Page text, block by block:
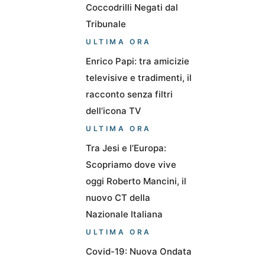
Coccodrilli Negati dal
Tribunale
ULTIMA ORA
Enrico Papi: tra amicizie
televisive e tradimenti, il
racconto senza filtri
dell’icona TV
ULTIMA ORA
Tra Jesi e l’Europa:
Scopriamo dove vive
oggi Roberto Mancini, il
nuovo CT della
Nazionale Italiana
ULTIMA ORA
Covid-19: Nuova Ondata